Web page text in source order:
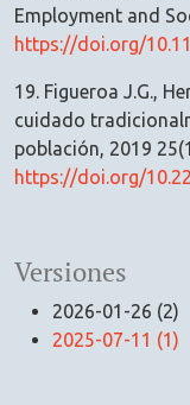
Versiones
2026-01-26 (2)
2025-07-11 (1)
Employment and
https://doi.org/
19. Figueroa J.G.,
cuidado
población, 2019
https://doi.org/